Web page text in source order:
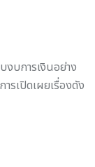
งบการเงินอย่าง
รเปิดเผยเรื่องดัง